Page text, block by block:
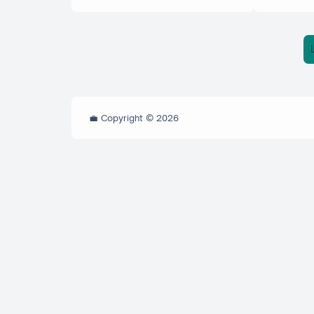
💼 Copyright © 2026